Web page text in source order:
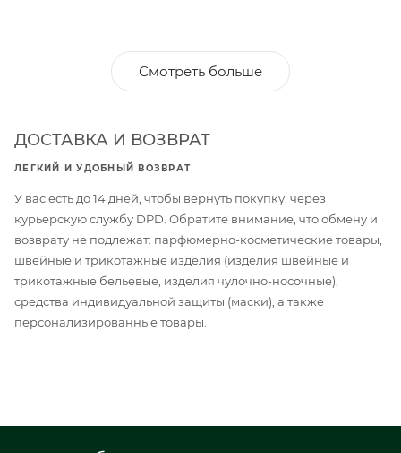
Смотреть больше
ДОСТАВКА И ВОЗВРАТ
ЛЕГКИЙ И УДОБНЫЙ ВОЗВРАТ
У вас есть до 14 дней, чтобы вернуть покупку: через
курьерскую службу DPD. Обратите внимание, что обмену и
возврату не подлежат: парфюмерно-косметические товары,
швейные и трикотажные изделия (изделия швейные и
трикотажные бельевые, изделия чулочно-носочные),
средства индивидуальной защиты (маски), а также
персонализированные товары.